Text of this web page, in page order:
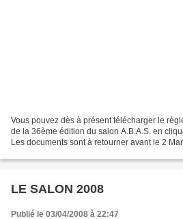
Vous pouvez dès à présent télécharger le
de la 36ème édition du salon A.B.A.S. en
Les documents sont à retourner avant le 2
LE SALON 2008
Publié le 03/04/2008 à 22:47